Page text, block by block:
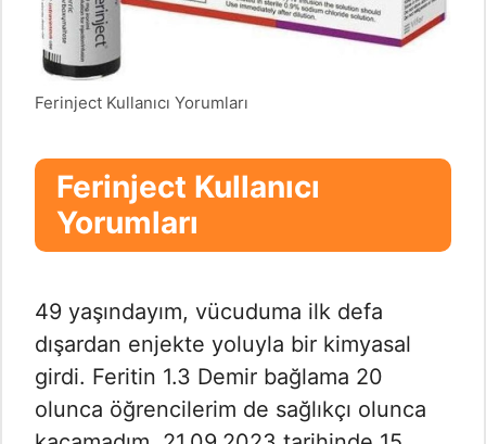
Ferinject Kullanıcı Yorumları
Ferinject Kullanıcı
Yorumları
49 yaşındayım, vücuduma ilk defa
dışardan enjekte yoluyla bir kimyasal
girdi. Feritin 1.3 Demir bağlama 20
olunca öğrencilerim de sağlıkçı olunca